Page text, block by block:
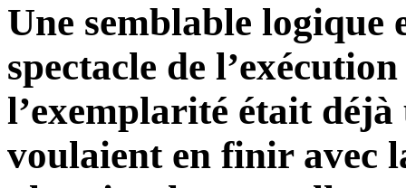
Une semblable logique
spectacle de
l’exemplarité était
voulaient en finir avec